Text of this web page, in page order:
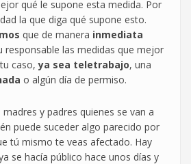
qué le supone esta medida. Por
la que diga qué supone esto.
que de manera inmediata
responsable las medidas que mejor
caso,ya sea teletrabajo, una
o algún día de permiso.
y padres quienes se van a
puede suceder algo parecido por
tú mismo te veas afectado. Hay
se hacía público hace unos días y